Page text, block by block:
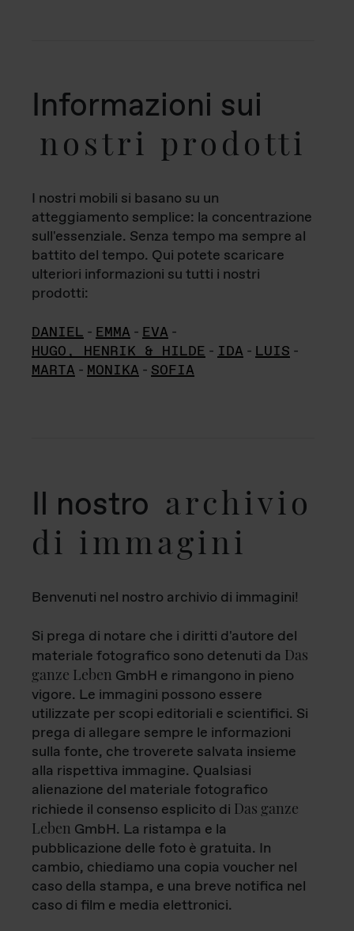
Informazioni sui
nostri prodotti
I nostri mobili si basano su un
atteggiamento semplice: la concentrazione
sull'essenziale. Senza tempo ma sempre al
battito del tempo. Qui potete scaricare
ulteriori informazioni su tutti i nostri
prodotti:
DANIEL - EMMA - EVA -
HUGO, HENRIK & HILDE - IDA - LUIS -
MARTA - MONIKA - SOFIA
Il nostro archivio
di immagini
Benvenuti nel nostro archivio di immagini!
Si prega di notare che i diritti d'autore del
materiale fotografico sono detenuti da Das
ganze Leben GmbH e rimangono in pieno
vigore. Le immagini possono essere
utilizzate per scopi editoriali e scientifici. Si
prega di allegare sempre le informazioni
sulla fonte, che troverete salvata insieme
alla rispettiva immagine. Qualsiasi
alienazione del materiale fotografico
richiede il consenso esplicito di Das ganze
Leben GmbH. La ristampa e la
pubblicazione delle foto è gratuita. In
cambio, chiediamo una copia voucher nel
caso della stampa, e una breve notifica nel
caso di film e media elettronici.